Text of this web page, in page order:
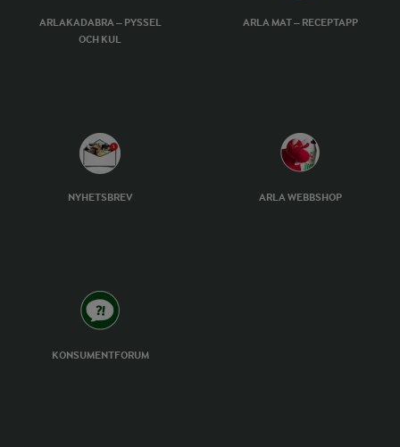
ARLAKADABRA – PYSSEL
OCH KUL
ARLA MAT – RECEPTAPP
NYHETSBREV ARLA WEBBSHOP
KONSUMENTFORUM